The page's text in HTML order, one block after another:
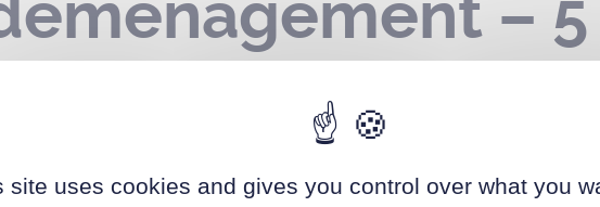
–
– le 31 janvier et
site uses cookies and gives you control over what you